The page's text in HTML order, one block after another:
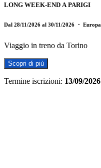
LONG WEEK-END A PARIGI
Dal 28/11/2026 al 30/11/2026 ・ Europa
Viaggio in treno da Torino
Scopri di più
Termine iscrizioni: 13/09/2026